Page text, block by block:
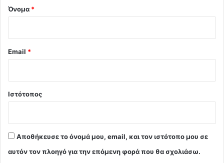
Όνομα *
Email *
Ιστότοπος
Αποθήκευσε το όνομά μου, email, και τον ιστότοπο μου σε
αυτόν τον πλοηγό για την επόμενη φορά που θα σχολιάσω.